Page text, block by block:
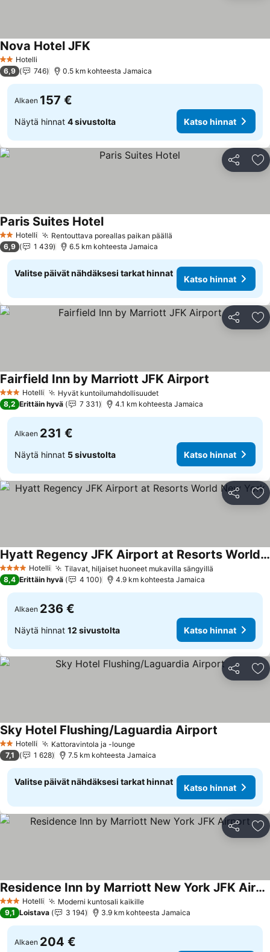
2 Tähtiluokitus
Hotelli
Nova Hotel JFKKatso hinnat
6,9 746 0.5 km kohteesta Jamaica
Alkaen 157 €
Näytä hinnat 4 sivustolta Katso hinnat
Jaa
2 Tähtiluokitus
Hotelli Rentouttava poreallas paikan päällä
Paris Suites HotelKatso hinnat
6,9 1 439 6.5 km kohteesta Jamaica
Valitse päivät nähdäksesi tarkat hinnat
Katso hinnat
Jaa
3 Tähtiluokitus
Hotelli Hyvät kuntoilumahdollisuudetKatso hinnat
Fairfield Inn by Marriott JFK Airport
8,2 Erittäin hyvä 7 331 4.1 km kohteesta Jamaica
Alkaen 231 €
Näytä hinnat 5 sivustolta Katso hinnat
Jaa
4 Tähtiluokitus
Hotelli Tilavat, hiljaiset huoneet mukavilla sängyillä
Hyatt Regency JFK Airport at Resorts World New York
Katso hinnat
8,4 Erittäin hyvä 4 100 4.9 km kohteesta Jamaica
Alkaen 236 €
Näytä hinnat 12 sivustolta Katso hinnat
Jaa
2 Tähtiluokitus
Hotelli Kattoravintola ja -loungeKatso hinnat
Sky Hotel Flushing/Laguardia Airport
7,1 1 628 7.5 km kohteesta Jamaica
Valitse päivät nähdäksesi tarkat hinnat
Katso hinnat
Jaa
3 Tähtiluokitus
Hotelli Moderni kuntosali kaikilleKatso hinnat
Residence Inn by Marriott New York JFK Airport
Katso hinnat
9,1 Loistava 3 194 3.9 km kohteesta Jamaica
Alkaen 204 €